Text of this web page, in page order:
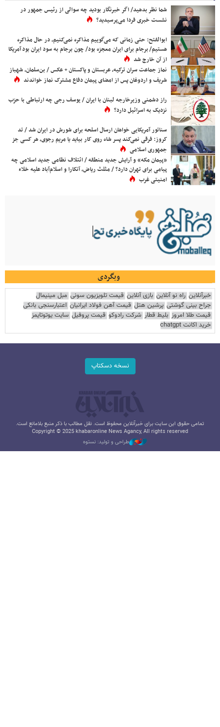
شما نظر بدهید/ اگر خبرنگار بودید چه سوالی از رئیس جمهور در
نشست خبری فردا می‌پرسیدید؟
ابوالفتح: حتی زمانی که می‌گوییم مذاکره نمی‌کنیم، در حال مذاکره
هستیم/ برجام برای ایران معجزه بود/ چون برجام به سود ایران بود آمریکا
از آن خارج شد
نماز جماعت سران ترکیه، عربستان و پاکستان + عکس / بن‌سلمان، شهباز
شریف و اردوغان پس از امضای پیمان دفاع مشترک نماز خواندند
راز دشمنی وزیرخارجه لبنان با ایران / یوسف رجی چه ارتباطی با حزب
نزدیک به اسرائیل دارد؟
سناتور آمریکایی خواهان ارسال اسلحه برای شورش در ایران شد / تد
کروز: فرقی نمی‌کند پسر شاه روی کار بیاید یا مریم رجوی، هر کسی جز
جمهوری اسلامی
«پیمان مکه» و آرایش جدید منطقه / ائتلاف نظامی جدید اسلامی چه
پیامی برای تهران دارد؟ / مثلث ریاض، آنکارا و اسلام‌آباد علیه خلاء
امنیتی غرب
وبگردی
خبرآنلاین راه نو آنلاین بازی آنلاین قیمت تلویزیون سونی مبل مینیمال
جراح بینی گوشتی پرشین هتل قیمت آهن فولاد ایرانیان اعتبارسنجی بانکی
قیمت طلا امروز بلیط قطار شرکت رادوکو قیمت پروفیل سایت یوتوتایمز
خرید اکانت chatgpt
نسخه دسکتاپ
تمامی حقوق این سایت برای خبرآنلاین محفوظ است. نقل مطالب با ذکر منبع بلامانع است.
Copyright © 2025 khabaronline News Agancy, All rights reserved
طراحی و تولید: نستوه